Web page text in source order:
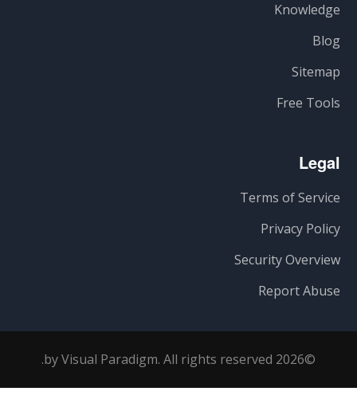
Knowledge
Blog
Sitemap
Free Tools
Legal
Terms of Service
Privacy Policy
Security Overview
Report Abuse
©2026 by Visual Paradigm. All rights reserved.